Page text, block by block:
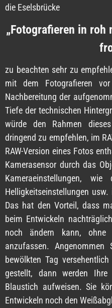
die Eselsbrücke
„Fotografieren in roh
zu beachten sehr zu
mit dem Fotografieren
Nachbereitung der
Tiefe der technischen
würde den Rahmen
dringend zu empfehlen, im
RAW-Version eines Fotos
Kamerasensor durch das
Kameraeinstellungen,
Helligkeitseinstellungen
Das hat den Vorteil, dass
beim Entwickeln
noch ändern kann, ohne
anzufassen.
bewölkten Tag
gestellt, dann werden
Blaustich aufweisen. Sie
Entwickeln noch den